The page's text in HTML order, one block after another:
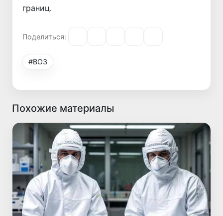
границ.
Поделиться:
#ВОЗ
Похожие материалы